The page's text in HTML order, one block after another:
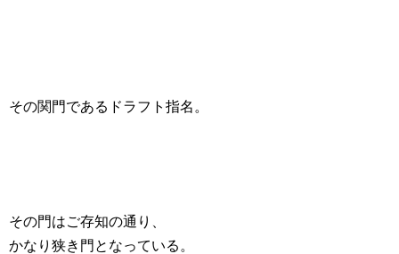
その関門であるドラフト指名。
その門はご存知の通り、
かなり狭き門となっている。